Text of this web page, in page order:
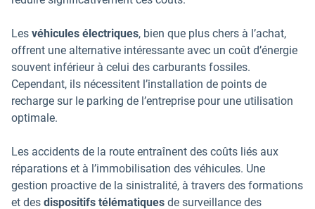
Les véhicules électriques, bien que plus chers à l’achat,
offrent une alternative intéressante avec un coût d’énergie
souvent inférieur à celui des carburants fossiles.
Cependant, ils nécessitent l’installation de points de
recharge sur le parking de l’entreprise pour une utilisation
optimale.
Les accidents de la route entraînent des coûts liés aux
réparations et à l’immobilisation des véhicules. Une
gestion proactive de la sinistralité, à travers des formations
et des dispositifs télématiques de surveillance des